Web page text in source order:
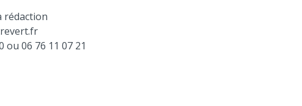
rédaction
ou 06 76 11 07 21